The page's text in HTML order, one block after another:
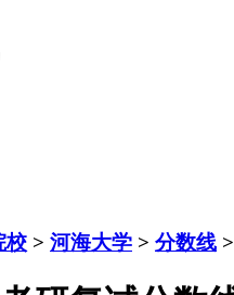
校 > 河海大学 > 分数线 >